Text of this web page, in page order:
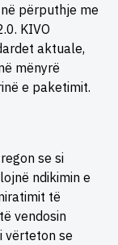
përputhje me
KIVO
aktuale,
mënyrë
e paketimit.
se si
ndikimin e
të
vendosin
vërteton se